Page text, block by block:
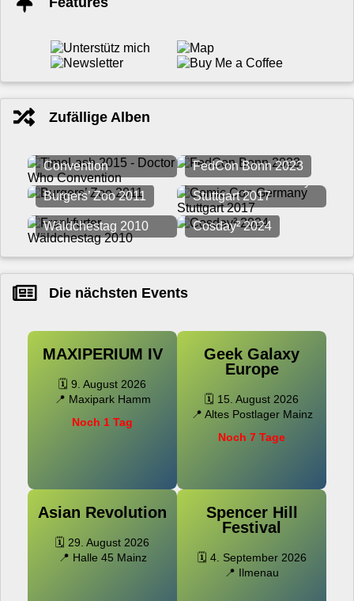
Zufällige Alben
Convention
FedCon Bonn 2023
Burgers’ Zoo 2011
Comic Con Germany
Stuttgart 2017
Frankfurter
Wäldchestag 2010
Cosday² 2024
Die nächsten Events
MAXIPERIUM IV
🗓️ 9. August 2026
📍 Maxipark Hamm
Noch 1 Tag
Geek Galaxy
Europe
🗓️ 15. August 2026
📍 Altes Postlager Mainz
Noch 7 Tage
Asian Revolution
🗓️ 29. August 2026
📍 Halle 45 Mainz
Spencer Hill
Festival
🗓️ 4. September 2026
📍 Ilmenau